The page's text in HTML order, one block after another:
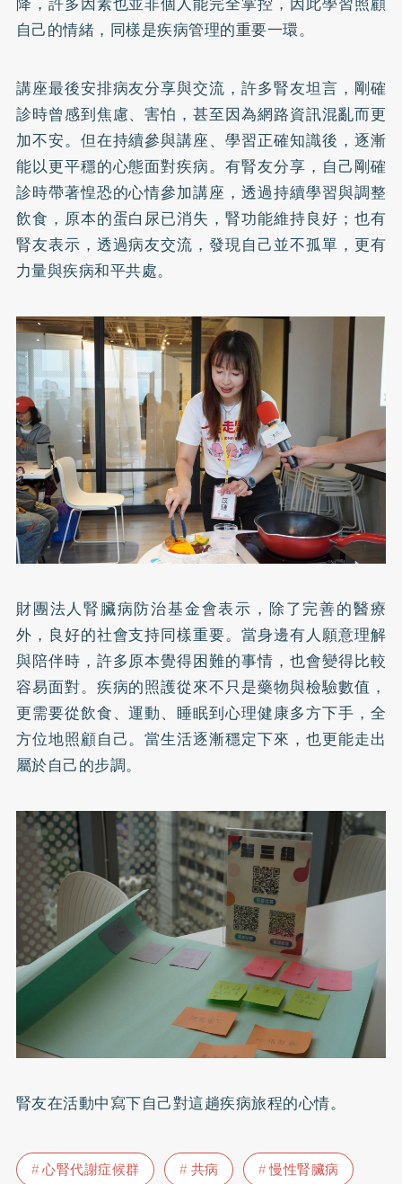
自己的情緒，同樣是疾病管理的重要一環。
講座最後安排病友分享與交流，許多腎友坦言，剛確
診時曾感到焦慮、害怕，甚至因為網路資訊混亂而更
加不安。但在持續參與講座、學習正確知識後，逐漸
能以更平穩的心態面對疾病。有腎友分享，自己剛確
診時帶著惶恐的心情參加講座，透過持續學習與調整
飲食，原本的蛋白尿已消失，腎功能維持良好；也有
腎友表示，透過病友交流，發現自己並不孤單，更有
力量與疾病和平共處。
財團法人腎臟病防治基金會表示，除了完善的醫療
外，良好的社會支持同樣重要。當身邊有人願意理解
與陪伴時，許多原本覺得困難的事情，也會變得比較
容易面對。疾病的照護從來不只是藥物與檢驗數值，
更需要從飲食、運動、睡眠到心理健康多方下手，全
方位地照顧自己。當生活逐漸穩定下來，也更能走出
屬於自己的步調。
腎友在活動中寫下自己對這趟疾病旅程的心情。
心腎代謝症候群 共病 慢性腎臟病